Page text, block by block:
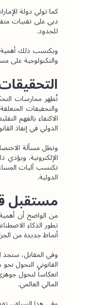
للحدود.
والتكنولوجية على
الدولي في إنفاذ
الدولية.
مستقبل
أنماط جديدة من
المالي العالمي.